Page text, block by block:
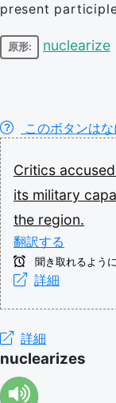
present
原形: nuclearize
このボタンはな
Critics accused
its military
the region.
翻訳する
聞き取れるよう
詳細
詳細
nuclearizes